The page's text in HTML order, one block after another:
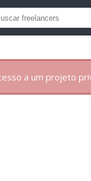
a um projeto